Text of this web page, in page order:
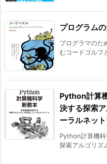
プログラム
プログラマのた
むコードゴルフ
Python計算
決する探索
ーラルネッ
Python計算機
探索アルゴリズ